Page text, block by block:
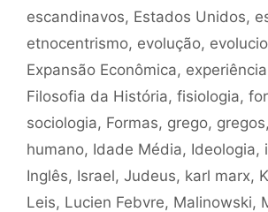
escandinavos, Estados Unidos,
etnocentrismo, evolução,
Expansão Econômica, experiência
Filosofia da História, fisiologia,
sociologia, Formas, grego, gregos,
humano, Idade Média, Ideologia,
Inglês, Israel, Judeus, karl marx,
Leis, Lucien Febvre, Malinowski,